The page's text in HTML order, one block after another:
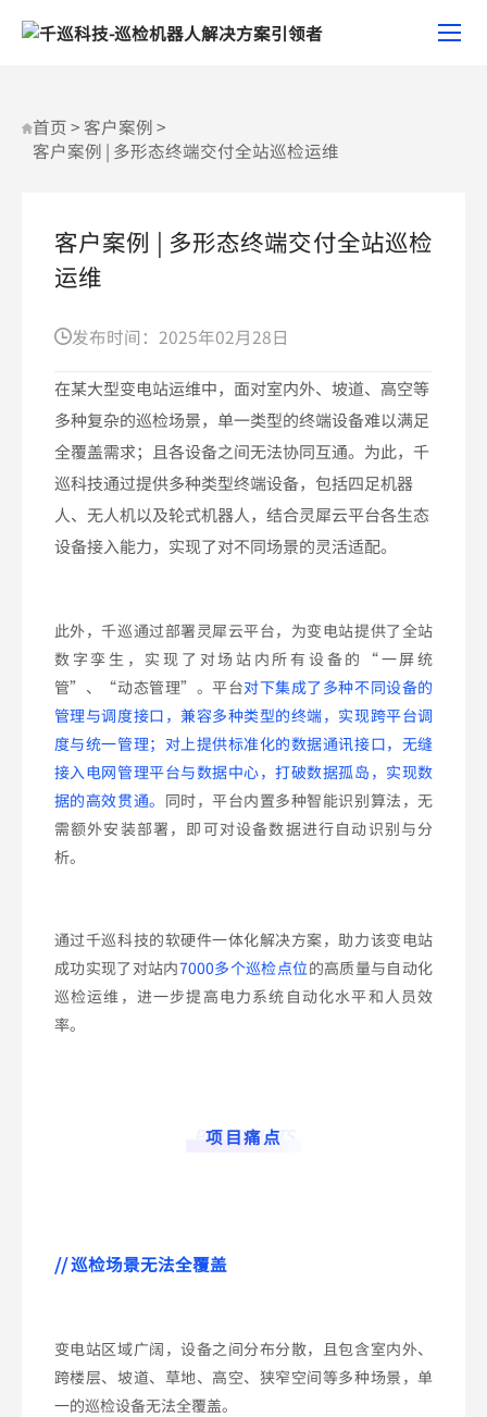
首页>客户案例>
客户案例 | 多形态终端交付全站巡检运维
客户案例 | 多形态终端交付全站巡检
运维
发布时间：2025年02月28日
在某大型变电站运维中，面对室内外、坡道、高空等
多种复杂的巡检场景，单一类型的终端设备难以满足
全覆盖需求；且各设备之间无法协同互通。为此，千
巡科技通过提供多种类型终端设备，包括四足机器
人、无人机以及轮式机器人，结合灵犀云平台各生态
设备接入能力，实现了对不同场景的灵活适配。
此外，千巡通过部署灵犀云平台，为变电站提供了全站
数字孪生，实现了对场站内所有设备的“一屏统
管”、“动态管理”。平台对下集成了多种不同设备的
管理与调度接口，兼容多种类型的终端，实现跨平台调
度与统一管理；对上提供标准化的数据通讯接口，无缝
接入电网管理平台与数据中心，打破数据孤岛，实现数
据的高效贯通。 同时，平台内置多种智能识别算法，无
需额外安装部署，即可对设备数据进行自动识别与分
析。
通过千巡科技的软硬件一体化解决方案，助力该变电站
成功实现了对站内7000多个巡检点位的高质量与自动化
巡检运维，进一步提高电力系统自动化水平和人员效
率。
PAIN POINTS
项目痛点
// 巡检场景无法全覆盖
变电站区域广阔，设备之间分布分散，且包含室内外、
跨楼层、坡道、草地、高空、狭窄空间等多种场景，单
一的巡检设备无法全覆盖。